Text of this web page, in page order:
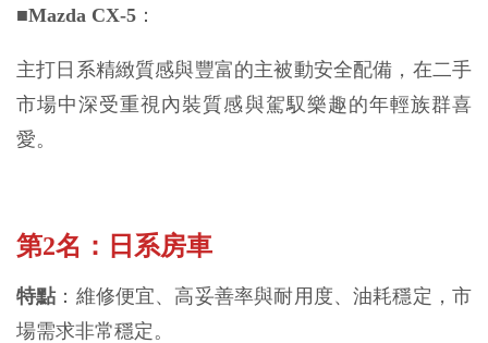
■Mazda CX-5 ：
主打日系精緻質感與豐富的主被動安全配備，在二手
市場中深受重視內裝質感與駕馭樂趣的年輕族群喜
愛。
第2名：日系房車
特點 ：維修便宜、高妥善率與耐用度、油耗穩定，市
場需求非常穩定。